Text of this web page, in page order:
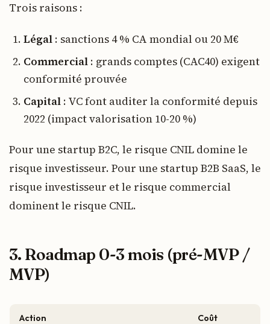
Trois raisons :
Légal : sanctions 4 % CA mondial ou 20 M€
Commercial : grands comptes (CAC40) exigent
conformité prouvée
Capital : VC font auditer la conformité depuis
2022 (impact valorisation 10-20 %)
Pour une startup B2C, le risque CNIL domine le
risque investisseur. Pour une startup B2B SaaS, le
risque investisseur et le risque commercial
dominent le risque CNIL.
3. Roadmap 0-3 mois (pré-MVP /
MVP)
Action Coût